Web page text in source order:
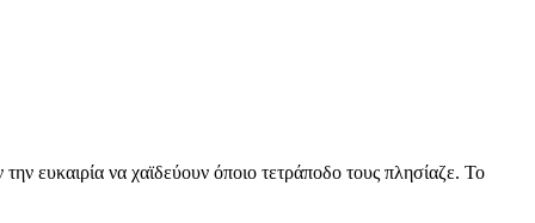
ευκαιρία να χαϊδεύουν όποιο τετράποδο τους πλησίαζε. Το